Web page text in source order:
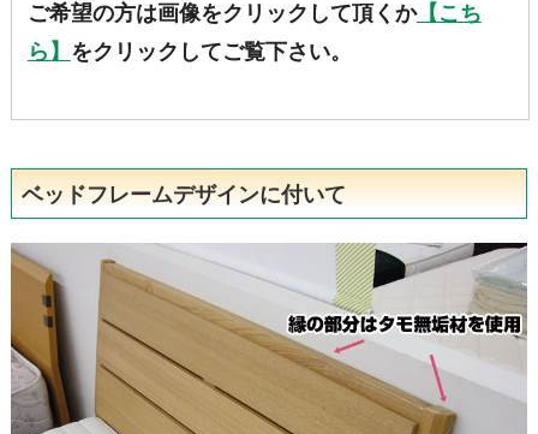
ご希望の方は画像をクリックして頂くか【こち
ら】 をクリックしてご覧下さい。
ベッドフレームデザインに付いて